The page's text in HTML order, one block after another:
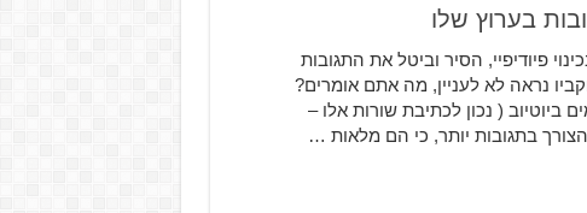
פיודיפיי, הסיר וביטל את התגובות
נראה לא לעניין, מה אתם אומרים?
ביוטיוב ( נכון לכתיבת שורות אלו –